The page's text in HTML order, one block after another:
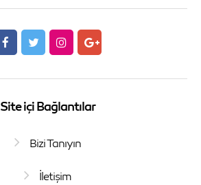
Site içi Bağlantılar
Bizi Tanıyın
İletişim